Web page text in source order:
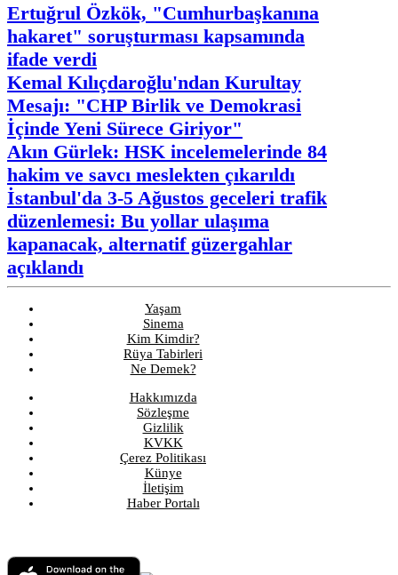
Ertuğrul Özkök, "Cumhurbaşkanına
hakaret" soruşturması kapsamında
ifade verdi
Kemal Kılıçdaroğlu'ndan Kurultay
Mesajı: "CHP Birlik ve Demokrasi
İçinde Yeni Sürece Giriyor"
Akın Gürlek: HSK incelemelerinde 84
hakim ve savcı meslekten çıkarıldı
İstanbul'da 3-5 Ağustos geceleri trafik
düzenlemesi: Bu yollar ulaşıma
kapanacak, alternatif güzergahlar
açıklandı
Yaşam
Sinema
Kim Kimdir?
Rüya Tabirleri
Ne Demek?
Hakkımızda
Sözleşme
Gizlilik
KVKK
Çerez Politikası
Künye
İletişim
Haber Portalı